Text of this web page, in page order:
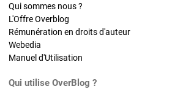
Qui sommes nous ?
L'Offre Overblog
Rémunération en droits d'auteur
Webedia
Manuel d'Utilisation
Qui utilise OverBlog ?